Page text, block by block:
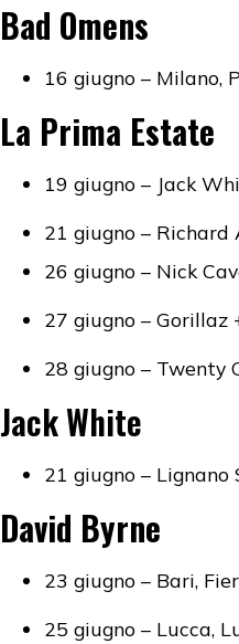
Bad Omens
16 giugno – Milano,
La Prima Estate
19 giugno – Jack
21 giugno –
26 giugno – Nick
27 giugno – Gorillaz
28 giugno – Twenty
Jack White
21 giugno –
David Byrne
23 giugno – Bari,
25 giugno – Lucca,